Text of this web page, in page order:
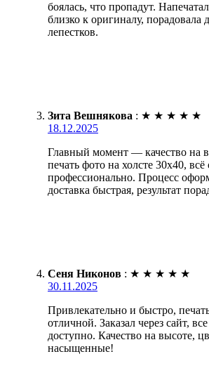
боялась, что пропадут.
близко к оригиналу, порадовала
лепестков.
Зита Вешнякова : ★ ★ ★ ★ ★
18.12.2025
Главный момент — качество на
печать фото на холсте 30х40, всё
профессионально. Процесс
доставка быстрая, результат
Сеня Никонов : ★ ★ ★ ★ ★
30.11.2025
Привлекательно и быстро,
отличной. Заказал через сайт,
доступно. Качество на высоте,
насыщенные!